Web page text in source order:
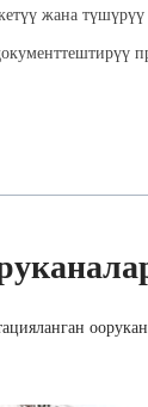
жана